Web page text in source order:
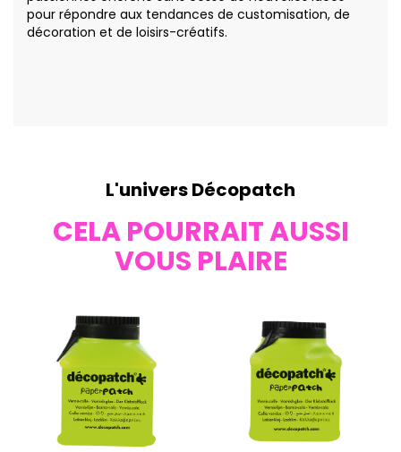
pour répondre aux tendances de customisation, de
décoration et de loisirs-créatifs.
L'univers Décopatch
CELA POURRAIT AUSSI
VOUS PLAIRE